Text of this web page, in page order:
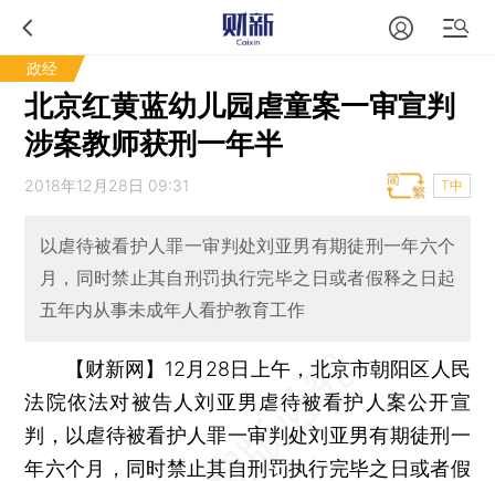
政经
北京红黄蓝幼儿园虐童案一审宣判
涉案教师获刑一年半
2018年12月28日 09:31 T中
以虐待被看护人罪一审判处刘亚男有期徒刑一年六个
月，同时禁止其自刑罚执行完毕之日或者假释之日起
五年内从事未成年人看护教育工作
【财新网】 12月28日上午，北京市朝阳区人民
法院依法对被告人刘亚男虐待被看护人案公开宣
判，以虐待被看护人罪一审判处刘亚男有期徒刑一
年六个月，同时禁止其自刑罚执行完毕之日或者假